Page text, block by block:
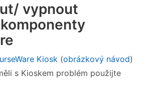
vypnout
Kiosk (obrázkový návod)
s Kioskem problém použijte